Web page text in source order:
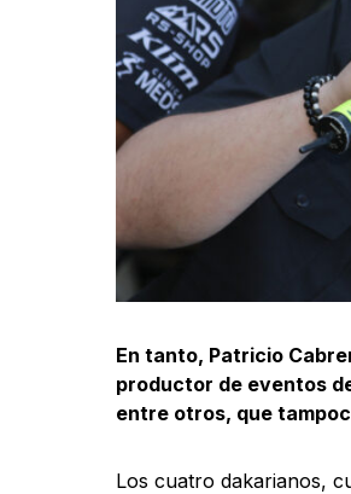
En tanto, Patricio
productor de eventos
entre otros, que
Los cuatro dakarianos,